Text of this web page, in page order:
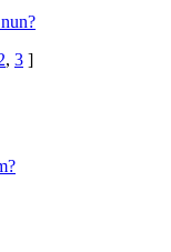
, 3 ]